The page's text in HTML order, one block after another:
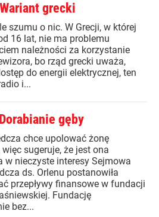
grecki
szumu o nic. W Grecji, w której
16 lat, nie ma problemu
należności za korzystanie
bo rząd grecki uważa,
do energii elektrycznej, ten
i...
gęby
chce upolować żonę
sugeruje, że jest ona
w nieczyste interesy Sejmowa
ds. Orlenu postanowiła
przepływy finansowe w fundacji
Fundację
bez...